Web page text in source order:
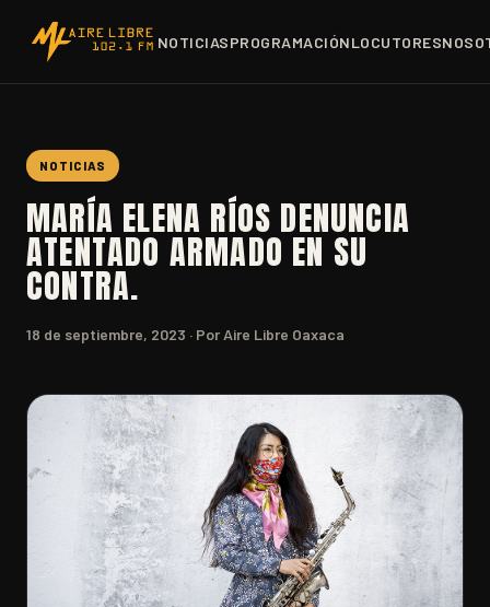
NOTICIASPROGRAMACIÓNLOCUTORES
NOTICIAS
MARÍA ELENA RÍOS DENUNCIA
ATENTADO ARMADO EN SU
CONTRA.
18 de septiembre, 2023 · Por Aire Libre Oaxaca